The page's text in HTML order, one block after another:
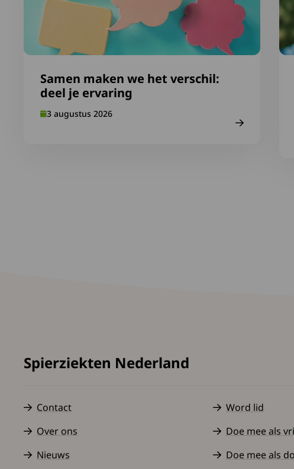
Samen maken we het verschil:
deel je ervaring
3 augustus 2026
Spierziekten Nederland
Contact
Over ons
Nieuws
Word lid
Doe mee als
Doe mee als